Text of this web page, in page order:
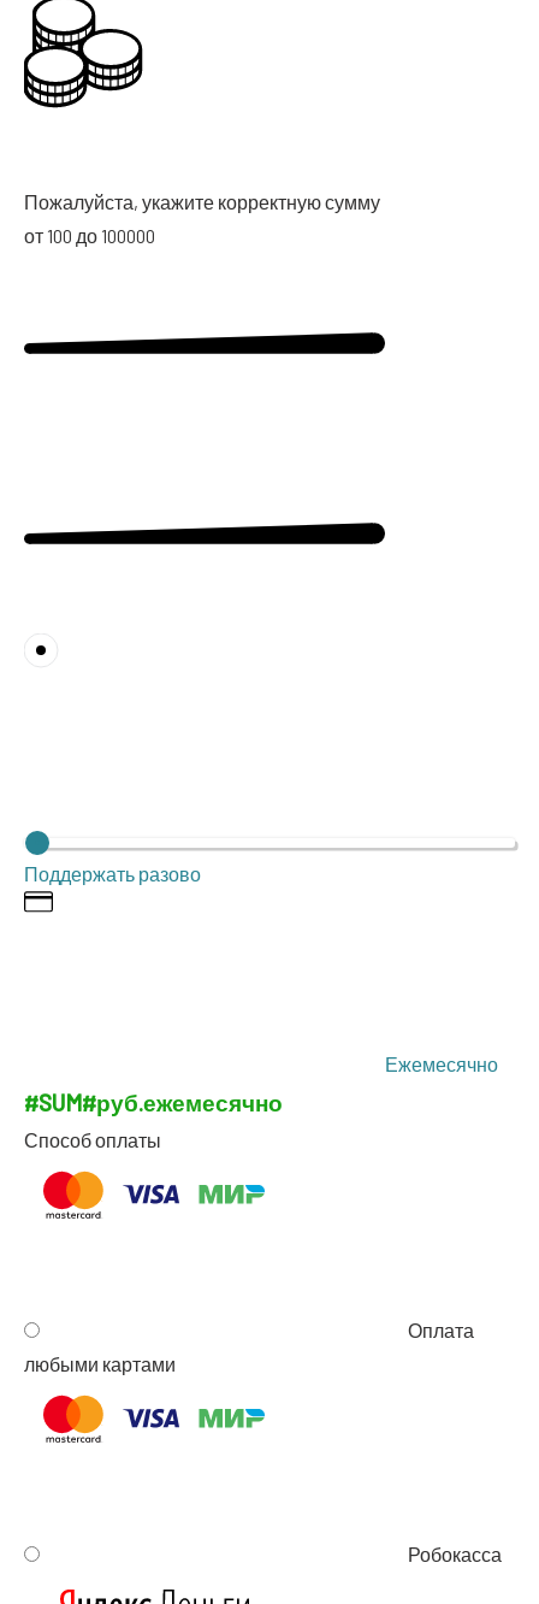
Пожа­луй­ста, ука­жи­те кор­рект­ную сум­му
от 100 до 100000
Под­дер­жать разово
Еже­ме­сяч­но
#SUM#руб.еже­ме­сяч­но
Спо­соб оплаты
Опла­та
любы­ми картами
Робо­кас­са